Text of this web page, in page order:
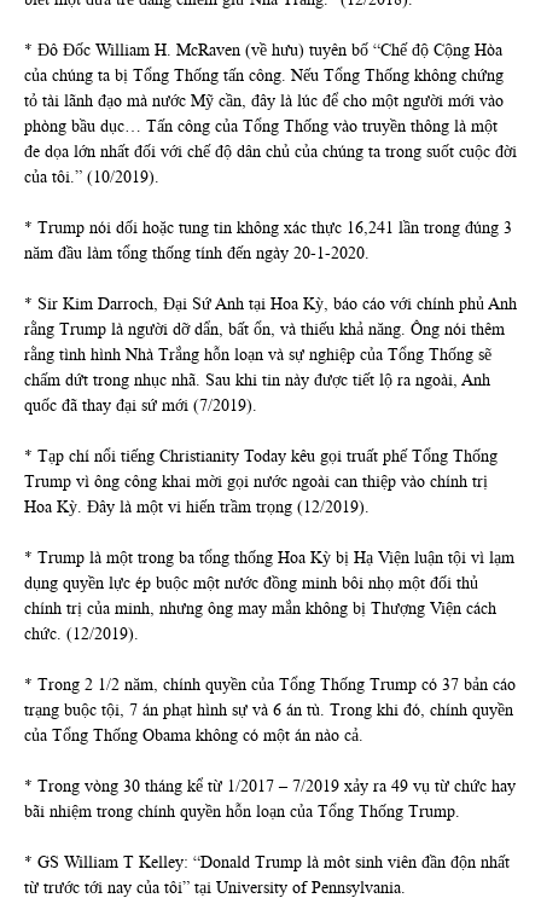
* Đô Đốc William H. McRaven (về hưu) tuyên bố “Chế độ Cộng Hòa
của chúng ta bị Tổng Thống tấn công. Nếu Tổng Thống không chứng
tỏ tài lãnh đạo mà nước Mỹ cần, đây là lúc để cho một người mới vào
phòng bầu dục… Tấn công của Tổng Thống vào truyền thông là một
đe dọa lớn nhất đối với chế độ dân chủ của chúng ta trong suốt cuộc đời
của tôi.” (10/2019).
* Trump nói dối hoặc tung tin không xác thực 16,241 lần trong đúng 3
năm đầu làm tổng thống tính đến ngày 20-1-2020.
* Sir Kim Darroch, Đại Sứ Anh tại Hoa Kỳ, báo cáo với chính phủ Anh
rằng Trump là người dỡ dẩn, bất ổn, và thiếu khả năng. Ông nói thêm
rằng tình hình Nhà Trắng hỗn loạn và sự nghiệp của Tổng Thống sẽ
chấm dứt trong nhục nhã. Sau khi tin này được tiết lộ ra ngoài, Anh
quốc đã thay đại sứ mới (7/2019).
* Tạp chí nổi tiếng Christianity Today kêu gọi truất phế Tổng Thống
Trump vì ông công khai mời gọi nước ngoài can thiệp vào chính trị
Hoa Kỳ. Đây là một vi hiến trầm trọng (12/2019).
* Trump là một trong ba tổng thống Hoa Kỳ bị Hạ Viện luận tội vì lạm
dụng quyền lực ép buộc một nước đồng minh bôi nhọ một đối thủ
chính trị của minh, nhưng ông may mắn không bị Thượng Viện cách
chức. (12/2019).
* Trong 2 1/2 năm, chính quyền của Tổng Thống Trump có 37 bản cáo
trạng buộc tội, 7 án phạt hình sự và 6 án tù. Trong khi đó, chính quyền
của Tổng Thống Obama không có một án nào cả.
* Trong vòng 30 tháng kể từ 1/2017 – 7/2019 xảy ra 49 vụ từ chức hay
bãi nhiệm trong chính quyền hỗn loạn của Tổng Thống Trump.
* GS William T Kelley: “Donald Trump là môt sinh viên đần độn nhất
từ trước tới nay của tôi” tại University of Pennsylvania.